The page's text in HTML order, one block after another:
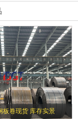
板卷现货 库存实景